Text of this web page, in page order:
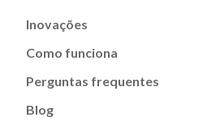
Inovações
Como funciona
Perguntas frequentes
Blog